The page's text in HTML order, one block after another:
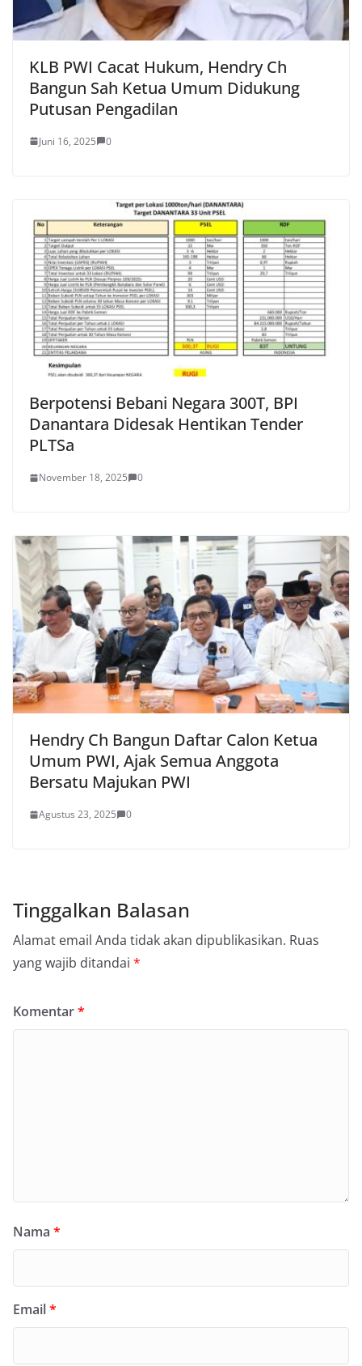
KLB PWI Cacat Hukum, Hendry Ch
Bangun Sah Ketua Umum Didukung
Putusan Pengadilan
Juni 16, 2025 0
Berpotensi Bebani Negara 300T, BPI
Danantara Didesak Hentikan Tender
PLTSa
November 18, 2025 0
Hendry Ch Bangun Daftar Calon Ketua
Umum PWI, Ajak Semua Anggota
Bersatu Majukan PWI
Agustus 23, 2025 0
Tinggalkan Balasan
Alamat email Anda tidak akan dipublikasikan. Ruas
yang wajib ditandai *
Komentar*
Nama *
Email*